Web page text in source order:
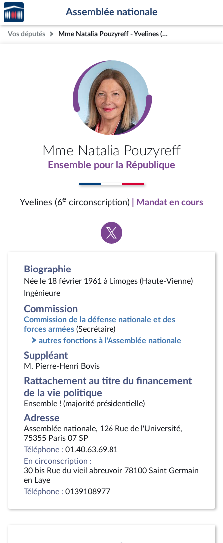
Aller au contenu
Aller en bas de la page
Accèder
à la
page
d'accueil
Assemblée nationale
Vos députés Mme Natalia Pouzyreff - Yvelines (6e circonscription)
Mme Natalia Pouzyreff
Ensemble pour la République
Yvelines (6e circonscription) | Mandat en cours
Voir
la
Biographie
Née le 18 février 1961 à Limoges (Haute-Vienne)
Ingénieure
Commission
Commission de la défense nationale et des
forces armées (Secrétaire)
autres fonctions à l'Assemblée nationale
Suppléant
M. Pierre-Henri Bovis
Rattachement au titre du financement
de la vie politique
Ensemble ! (majorité présidentielle)
Adresse
Assemblée nationale, 126 Rue de l'Université,
75355 Paris 07 SP
Téléphone : 01.40.63.69.81
En circonscription :
30 bis Rue du vieil abreuvoir 78100 Saint Germain
en Laye
Téléphone : 0139108977